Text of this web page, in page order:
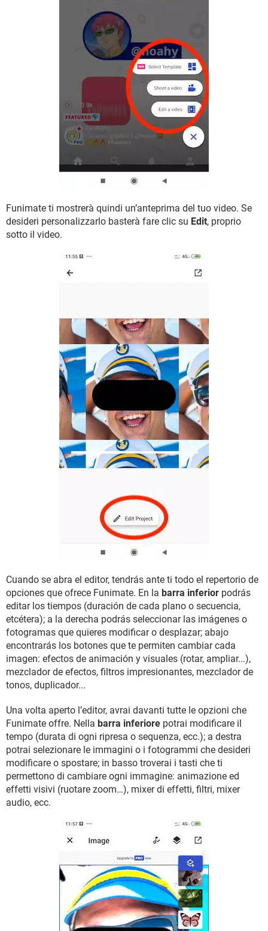
Funimate ti mostrerà quindi un’anteprima del tuo video. Se
desideri personalizzarlo basterà fare clic su Edit, proprio
sotto il video.
Cuando se abra el editor, tendrás ante ti todo el repertorio de
opciones que ofrece Funimate. En la barra inferior podrás
editar los tiempos (duración de cada plano o secuencia,
etcétera); a la derecha podrás seleccionar las imágenes o
fotogramas que quieres modificar o desplazar; abajo
encontrarás los botones que te permiten cambiar cada
imagen: efectos de animación y visuales (rotar, ampliar...),
mezclador de efectos, filtros impresionantes, mezclador de
tonos, duplicador...
Una volta aperto l’editor, avrai davanti tutte le opzioni che
Funimate offre. Nella barra inferiore potrai modificare il
tempo (durata di ogni ripresa o sequenza, ecc.); a destra
potrai selezionare le immagini o i fotogrammi che desideri
modificare o spostare; in basso troverai i tasti che ti
permettono di cambiare ogni immagine: animazione ed
effetti visivi (ruotare zoom…), mixer di effetti, filtri, mixer
audio, ecc.